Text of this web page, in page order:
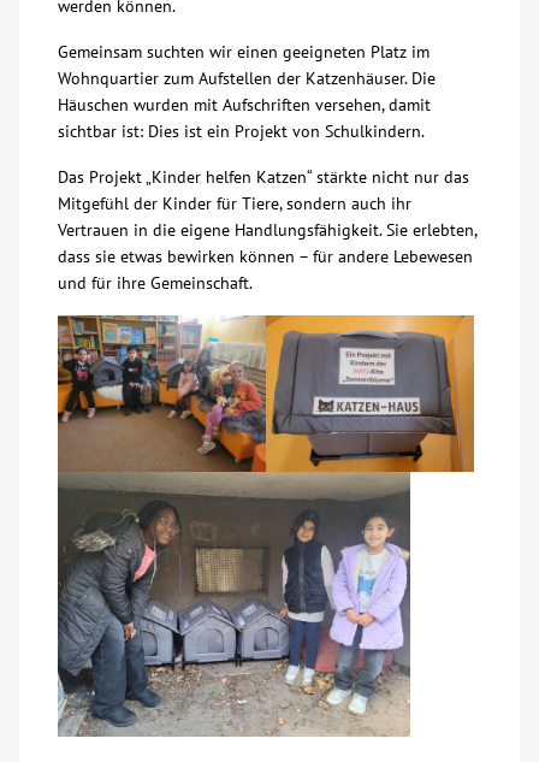
Kontakt
AWO BB Süd
werden können.
Gemeinsam suchten wir einen geeigneten Platz im
Wohnquartier zum Aufstellen der Katzenhäuser. Die
Häuschen wurden mit Aufschriften versehen, damit
sichtbar ist: Dies ist ein Projekt von Schulkindern.
Das Projekt „Kinder helfen Katzen“ stärkte nicht nur das
Mitgefühl der Kinder für Tiere, sondern auch ihr
Vertrauen in die eigene Handlungsfähigkeit. Sie erlebten,
dass sie etwas bewirken können – für andere Lebewesen
und für ihre Gemeinschaft.